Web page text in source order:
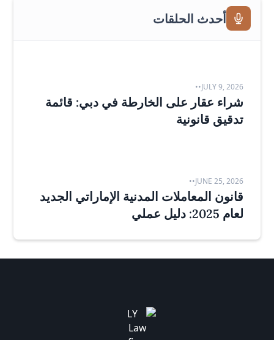
أحدث الحلقات
JULY 9, 2026
•
•
شراء عقار على الخارطة في دبي: قائمة
تدقيق قانونية
JUNE 25, 2026
•
•
قانون المعاملات المدنية الإماراتي الجديد
لعام 2025: دليل عملي